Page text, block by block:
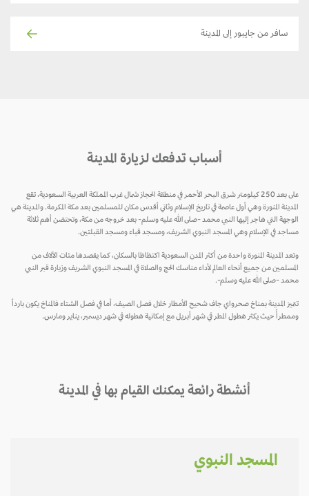
سافر من جايبور إلى المدينة
أسباب تدفعك لزيارة المدينة
على بعد 250 كيلومتر شرق البحر الأحمر في منطقة الحجاز شمال غرب المملكة العربية السعودية، تقع
المدينة المنورة وهي أول عاصمة في تاريخ الإسلام وثاني أقدس مكان للمسلمين بعد مكة المكرمة. والمدينة هي
الوجهة التي هاجر إليها النبي محمد -صلى الله عليه وسلم- بعد خروجه من مكة، وتحتضن أهم ثلاثة
مساجد في الإسلام وهي المسجد النبوي الشريف، ومسجد قباء ومسجد القبلتين.
وتعد المدينة المنورة واحدة من أكثر المدن السعودية اكتظاظا بالسكان، كما يقصدها مئات الآلاف من
المسلمين من جميع أنحاء العالم لأداء مناسك الحج والصلاة في المسجد النبوي الشريف وزيارة قبر النبي
محمد -صلى الله عليه وسلم-.
تتميز المدينة بمناخ صحرواي جاف شحيح الأمطار خلال فصل الصيف، أما في فصل الشتاء فالمناخ يكون بارداً
وممطرأً حيث يكثر هطول المطر في شهر أبريل مع إمكانية هطوله في شهر ديسمبر، يناير ومارس.
أنشطة رائعة يمكنك القيام بها في المدينة
المسجد النبوي